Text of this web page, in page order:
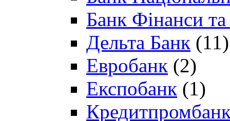
Банк Фінанси
Дельта Банк (11)
Евробанк (2)
Експобанк (1)